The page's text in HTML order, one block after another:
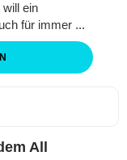
ein
für immer ...
All